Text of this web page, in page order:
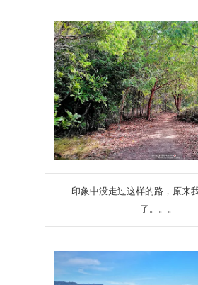
印象中没走过这样的路，原来
了。。。